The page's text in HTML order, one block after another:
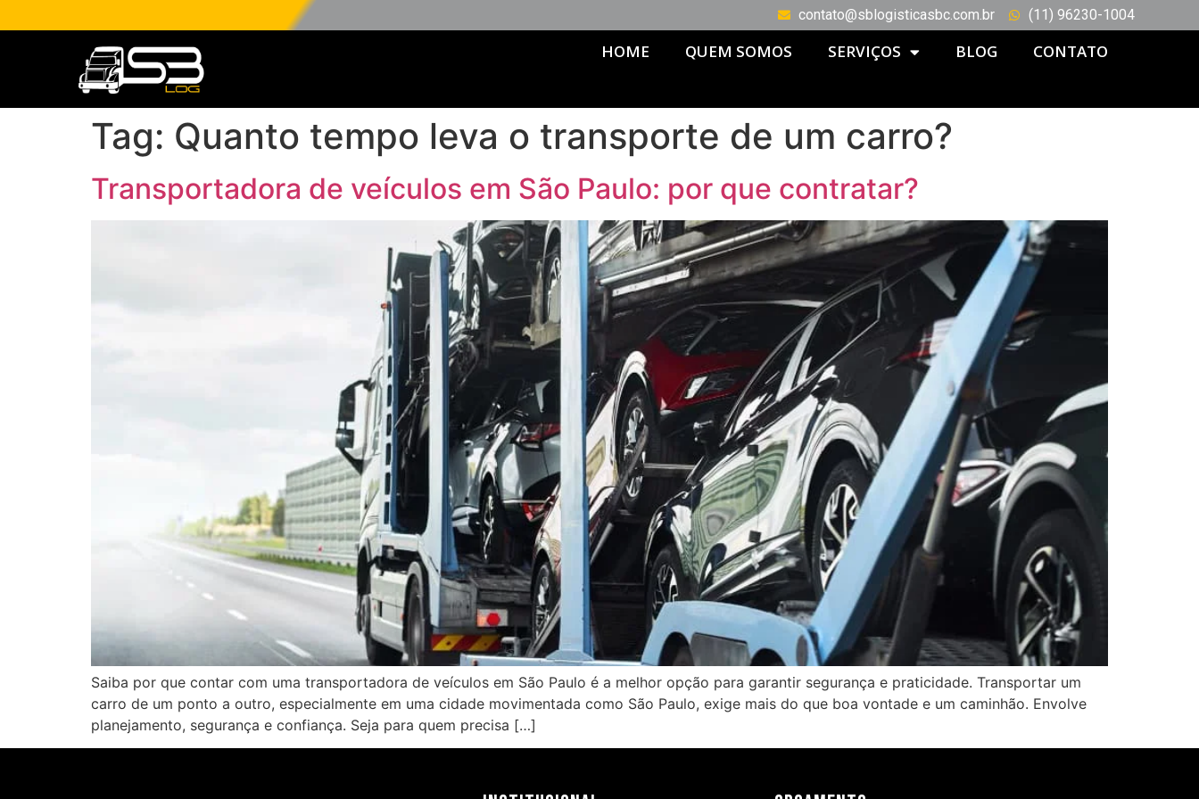
contato@sblogisticasbc.com.br (11) 96230-1004
HOME QUEM SOMOS SERVIÇOS BLOG CONTATO
Tag: Quanto tempo leva o transporte de um carro?
Transportadora de veículos em São Paulo: por que contratar?
Saiba por que contar com uma transportadora de veículos em São Paulo é a melhor opção para garantir segurança e praticidade. Transportar um
carro de um ponto a outro, especialmente em uma cidade movimentada como São Paulo, exige mais do que boa vontade e um caminhão. Envolve
planejamento, segurança e confiança. Seja para quem precisa […]